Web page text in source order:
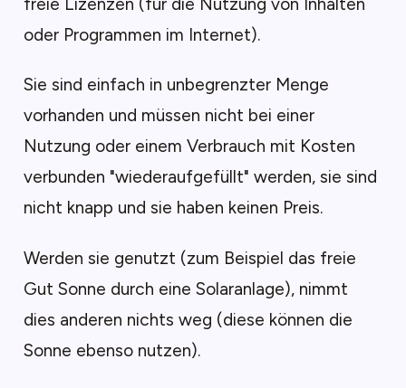
oder Programmen im Internet).
Sie sind einfach in unbegrenzter Menge
vorhanden und müssen nicht bei einer
Nutzung oder einem Verbrauch mit Kosten
verbunden "wiederaufgefüllt" werden, sie sind
nicht knapp und sie haben keinen Preis.
Werden sie genutzt (zum Beispiel das freie
Gut Sonne durch eine Solaranlage), nimmt
dies anderen nichts weg (diese können die
Sonne ebenso nutzen).